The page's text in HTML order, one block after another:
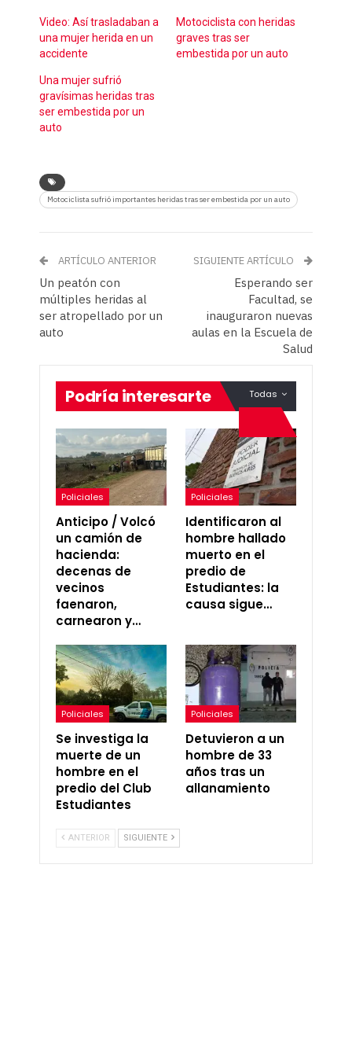
Video: Así trasladaban a
una mujer herida en un
accidente
Motociclista con heridas
graves tras ser
embestida por un auto
Una mujer sufrió
gravísimas heridas tras
ser embestida por un
auto
Motociclista sufrió importantes heridas tras ser embestida por un auto
ARTÍCULO ANTERIOR
Un peatón con
múltiples heridas al
ser atropellado por un
auto
SIGUIENTE ARTÍCULO
Esperando ser
Facultad, se
inauguraron nuevas
aulas en la Escuela de
Salud
Todas
Podría interesarte
Policiales
Anticipo / Volcó
un camión de
hacienda:
decenas de
vecinos
faenaron,
carnearon y…
Policiales
Identificaron al
hombre hallado
muerto en el
predio de
Estudiantes: la
causa sigue…
Policiales
Se investiga la
muerte de un
hombre en el
predio del Club
Estudiantes
Policiales
Detuvieron a un
hombre de 33
años tras un
allanamiento
ANTERIOR SIGUIENTE